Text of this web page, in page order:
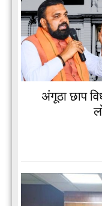
अंगूठा छाप